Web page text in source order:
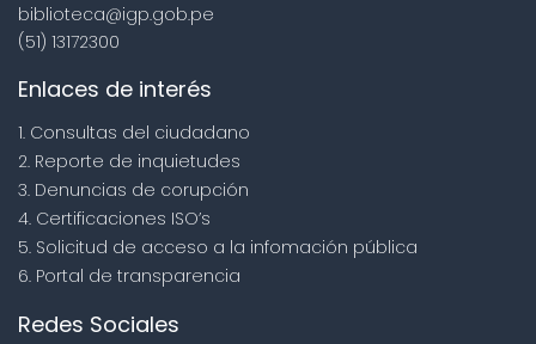
biblioteca@igp.gob.pe
(51) 13172300
Enlaces de interés
1. Consultas del ciudadano
2. Reporte de inquietudes
3. Denuncias de corupción
4. Certificaciones ISO’s
5. Solicitud de acceso a la infomación pública
6. Portal de transparencia
Redes Sociales